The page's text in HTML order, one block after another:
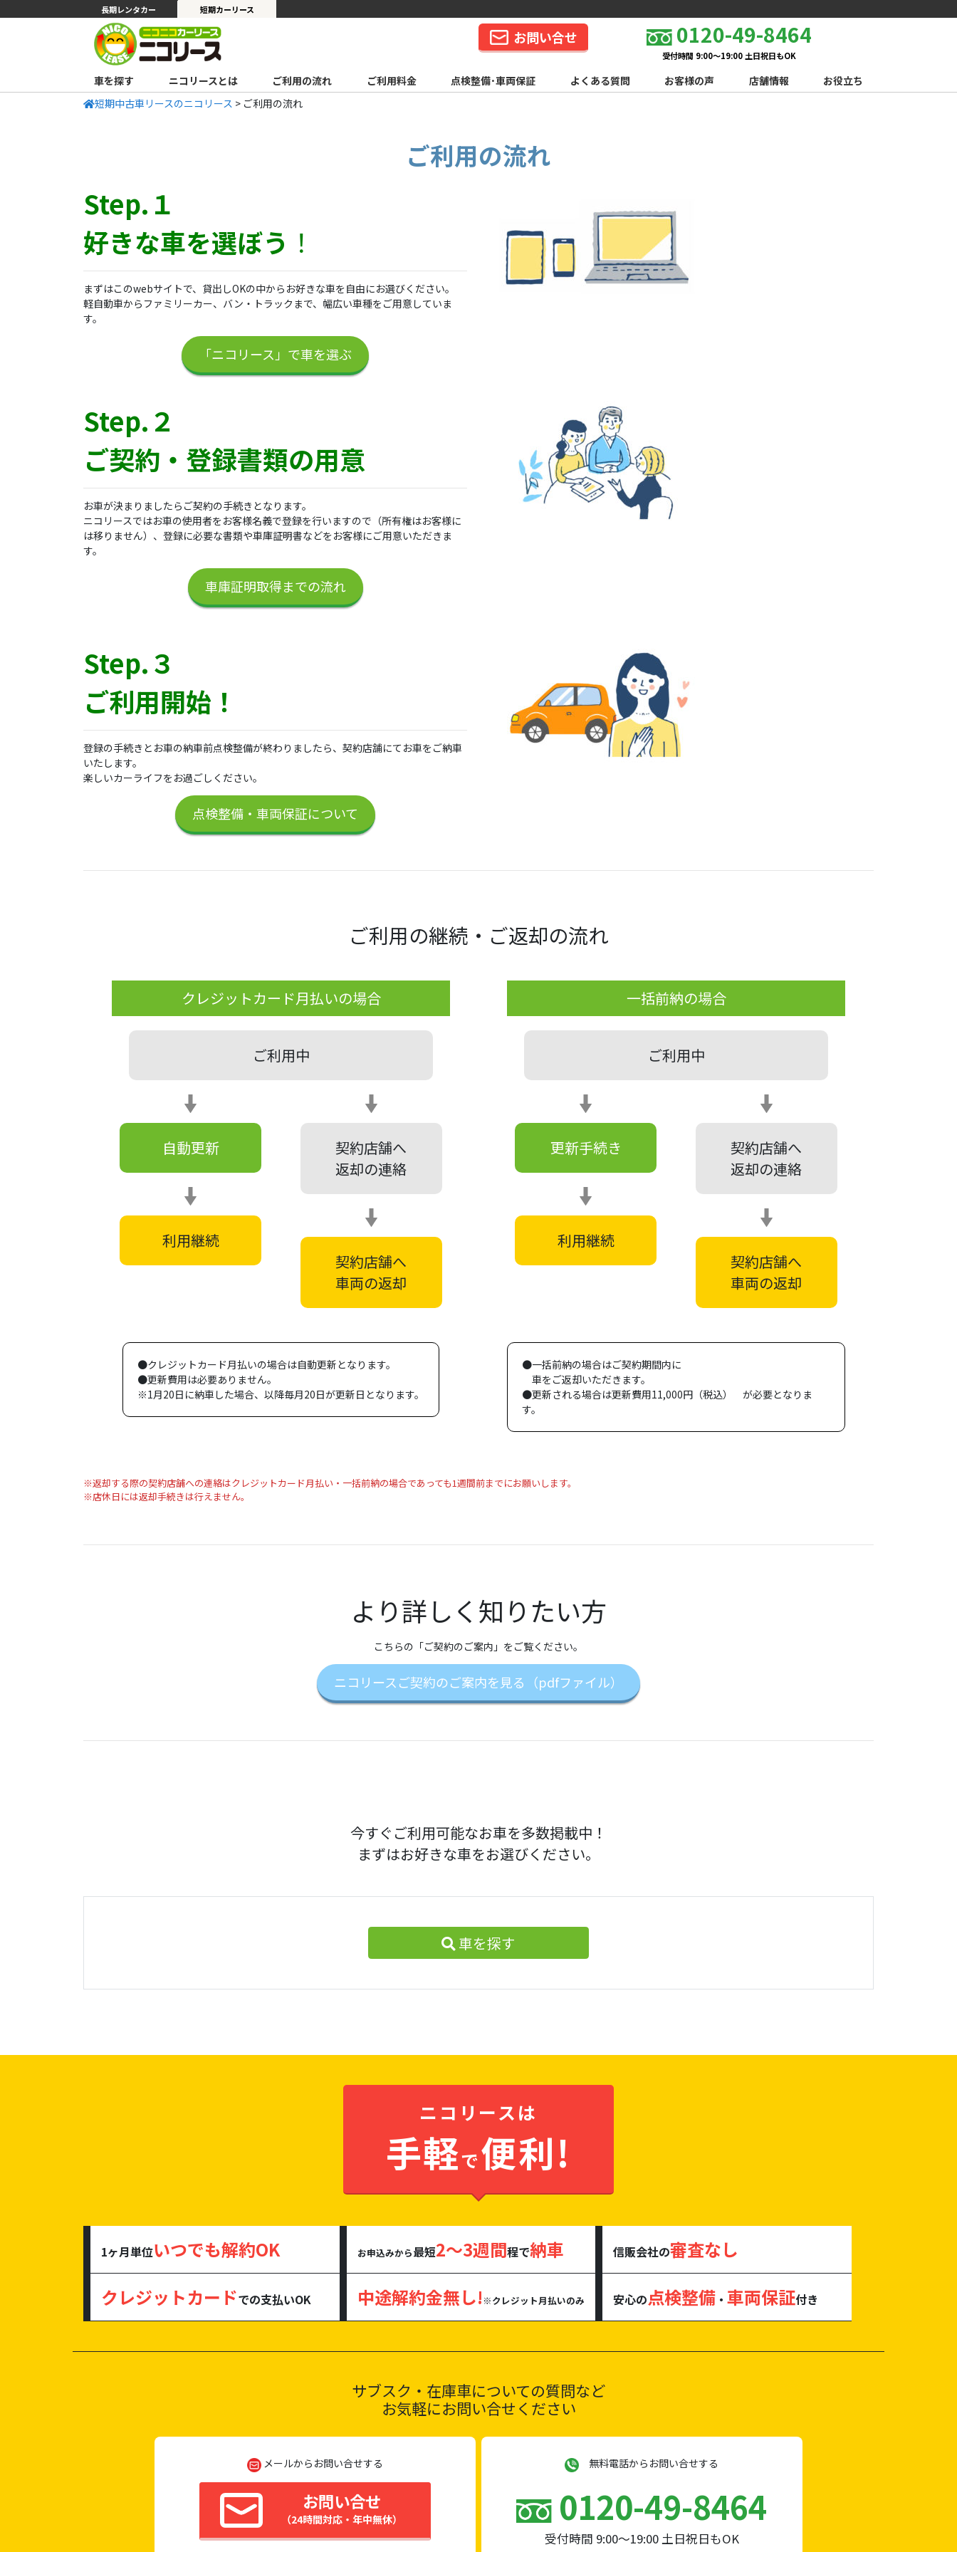
長期レンタカー 短期カーリース
お問い合せ 0120-49-8464
受付時間 9:00～19:00 土日祝日もOK
車を探す ニコリースとは ご利用の流れ ご利用料金 点検整備･車両保証 よくある質問 お客様の声 店舗情報
お役立ち
短期中古車リースのニコリース > ご利用の流れ
ご利用の流れ
Step.１
好きな車を選ぼう ！
まずはこのwebサイトで、貸出しOKの中からお好きな車を自由にお選びください。
軽自動車からファミリーカー、バン・トラックまで、幅広い車種をご用意していま
す。
「ニコリース」で車を選ぶ
Step.２
ご契約・登録書類の用意
お車が決まりましたらご契約の手続きとなります。
ニコリースではお車の使用者をお客様名義で登録を行いますので（所有権はお客様に
は移りません）、登録に必要な書類や車庫証明書などをお客様にご用意いただきま
す。
車庫証明取得までの流れ
Step.３
ご利用開始！
登録の手続きとお車の納車前点検整備が終わりましたら、契約店舗にてお車をご納車
いたします。
楽しいカーライフをお過ごしください。
点検整備・車両保証について
ご利用の継続・ご返却の流れ
クレジットカード月払いの場合
ご利用中
自動更新
利用継続
契約店舗へ
返却の連絡
契約店舗へ
車両の返却
●クレジットカード月払いの場合は自動更新となります。
●更新費用は必要ありません。
※1月20日に納車した場合、以降毎月20日が更新日となります。
一括前納の場合
ご利用中
更新手続き
利用継続
契約店舗へ
返却の連絡
契約店舗へ
車両の返却
●一括前納の場合はご契約期間内に
車をご返却いただきます。
●更新される場合は更新費用11,000円（税込） が必要となりま
す。
※返却する際の契約店舗への連絡はクレジットカード月払い・一括前納の場合であっても1週間前までにお願いします。
※店休日には返却手続きは行えません。
より詳しく知りたい方
こちらの「ご契約のご案内」をご覧ください。
ニコリースご契約のご案内を見る（pdfファイル）
今すぐご利用可能なお車を多数掲載中！
まずはお好きな車をお選びください。
車を探す
ニコリースは
手軽で便利!
1ヶ月単位いつでも解約OK お申込みから最短2～3週間程で納車 信販会社の審査なし
クレジットカードでの支払いOK 中途解約金無し!※クレジット月払いのみ 安心の点検整備 ・車両保証付き
サブスク・在庫車についての質問など
お気軽にお問い合せください
メールからお問い合せする
お問い合せ
（24時間対応・年中無休）
無料電話からお問い合せする
0120-49-8464
受付時間 9:00～19:00 土日祝日もOK